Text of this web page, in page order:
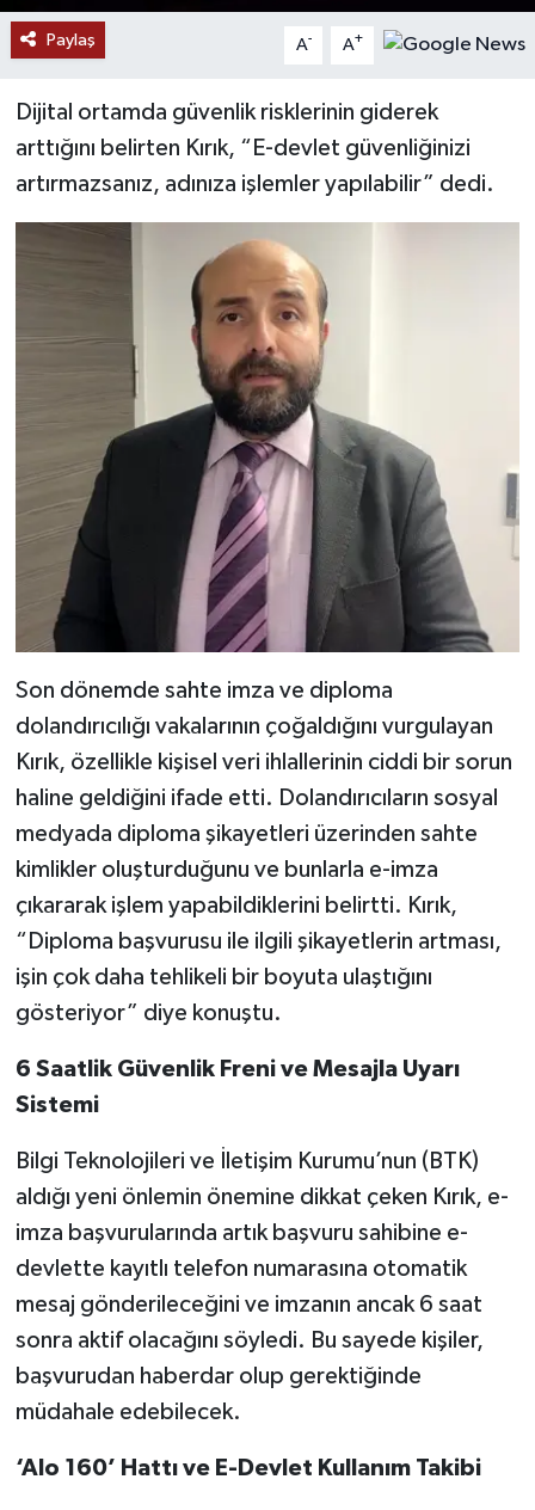
Paylaş A- A+
Dijital ortamda güvenlik risklerinin giderek
arttığını belirten Kırık, “E-devlet güvenliğinizi
artırmazsanız, adınıza işlemler yapılabilir” dedi.
Son dönemde sahte imza ve diploma
dolandırıcılığı vakalarının çoğaldığını vurgulayan
Kırık, özellikle kişisel veri ihlallerinin ciddi bir sorun
haline geldiğini ifade etti. Dolandırıcıların sosyal
medyada diploma şikayetleri üzerinden sahte
kimlikler oluşturduğunu ve bunlarla e-imza
çıkararak işlem yapabildiklerini belirtti. Kırık,
“Diploma başvurusu ile ilgili şikayetlerin artması,
işin çok daha tehlikeli bir boyuta ulaştığını
gösteriyor” diye konuştu.
6 Saatlik Güvenlik Freni ve Mesajla Uyarı
Sistemi
Bilgi Teknolojileri ve İletişim Kurumu’nun (BTK)
aldığı yeni önlemin önemine dikkat çeken Kırık, e-
imza başvurularında artık başvuru sahibine e-
devlette kayıtlı telefon numarasına otomatik
mesaj gönderileceğini ve imzanın ancak 6 saat
sonra aktif olacağını söyledi. Bu sayede kişiler,
başvurudan haberdar olup gerektiğinde
müdahale edebilecek.
‘Alo 160’ Hattı ve E-Devlet Kullanım Takibi